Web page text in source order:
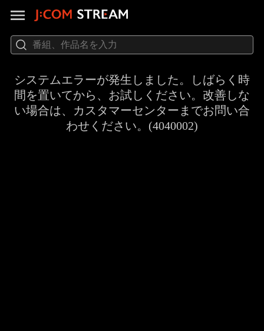
システムエラーが発生しました。しばらく時
間を置いてから、お試しください。改善しな
い場合は、カスタマーセンターまでお問い合
わせください。(4040002)